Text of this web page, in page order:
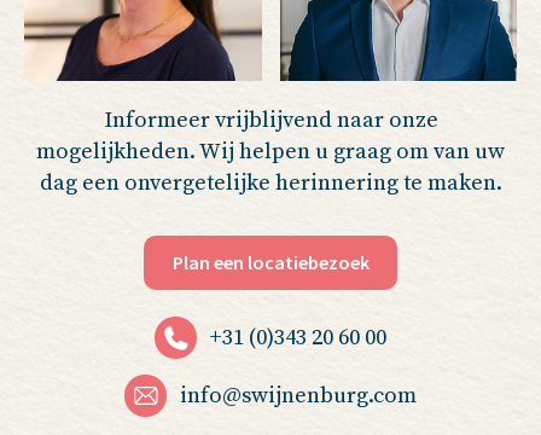
Informeer vrijblijvend naar onze
mogelijkheden. Wij helpen u graag om van uw
dag een onvergetelijke herinnering te maken.
Plan een locatiebezoek
+31 (0)343 20 60 00
info@swijnenburg.com